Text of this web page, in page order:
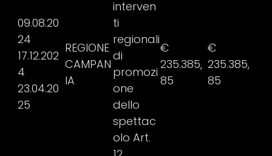
09.08.20
24
17.12.202
4
23.04.20
25
REGIONE
CAMPAN
IA
interven
ti
regionali
di
promozi
one
dello
spettac
olo Art.
€
235.385,
85
€
235.385,
85